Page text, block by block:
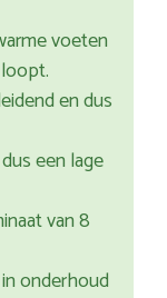
voeten
en dus
een lage
van 8
onderhoud